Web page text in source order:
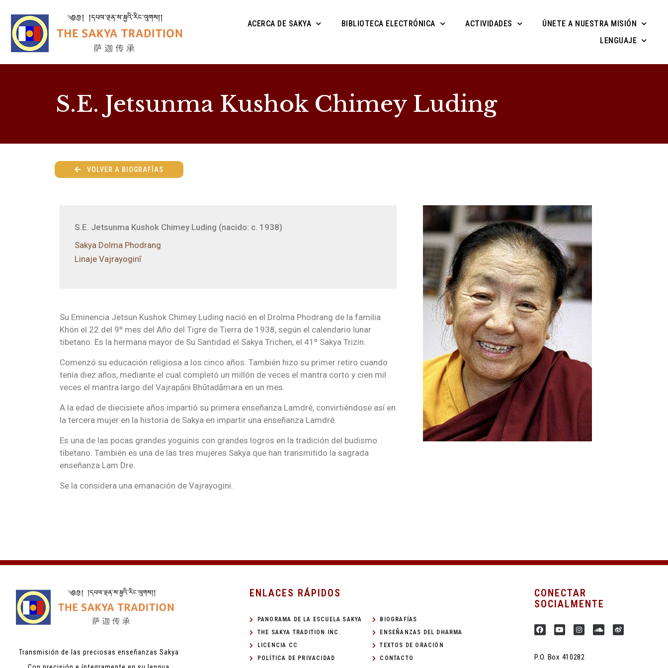
ACERCA DE SAKYA BIBLIOTECA ELECTRÓNICA ACTIVIDADES
ÚNETE A NUESTRA MISIÓN
LENGUAJE
S.E. Jetsunma Kushok Chimey Luding
VOLVER A BIOGRAFÍAS
S.E. Jetsunma Kushok Chimey Luding (nacido: c. 1938)
Sakya Dolma Phodrang
Linaje Vajrayoginī
Su Eminencia Jetsun Kushok Chimey Luding nació en el Drolma Phodrang de la familia
Khön el 22 del 9º mes del Año del Tigre de Tierra de 1938, según el calendario lunar
tibetano. Es la hermana mayor de Su Santidad el Sakya Trichen, el 41º Sakya Trizin.
Comenzó su educación religiosa a los cinco años. También hizo su primer retiro cuando
tenía diez años, mediante el cual completó un millón de veces el mantra corto y cien mil
veces el mantra largo del Vajrapāṇi Bhūtaḍāmara en un mes.
A la edad de diecisiete años impartió su primera enseñanza Lamdré, convirtiéndose así en
la tercera mujer en la historia de Sakya en impartir una enseñanza Lamdré.
Es una de las pocas grandes yoguinis con grandes logros en la tradición del budismo
tibetano. También es una de las tres mujeres Sakya que han transmitido la sagrada
enseñanza Lam Dre.
Se la considera una emanación de Vajrayogini.
Transmisión de las preciosas enseñanzas Sakya
ENLACES RÁPIDOS
PANORAMA DE LA ESCUELA SAKYA
THE SAKYA TRADITION INC.
LICENCIA CC
POLÍTICA DE PRIVACIDAD
BIOGRAFÍAS
ENSEÑANZAS DEL DHARMA
TEXTOS DE ORACIÓN
CONTACTO
CONECTAR
SOCIALMENTE
P.O. Box 410282